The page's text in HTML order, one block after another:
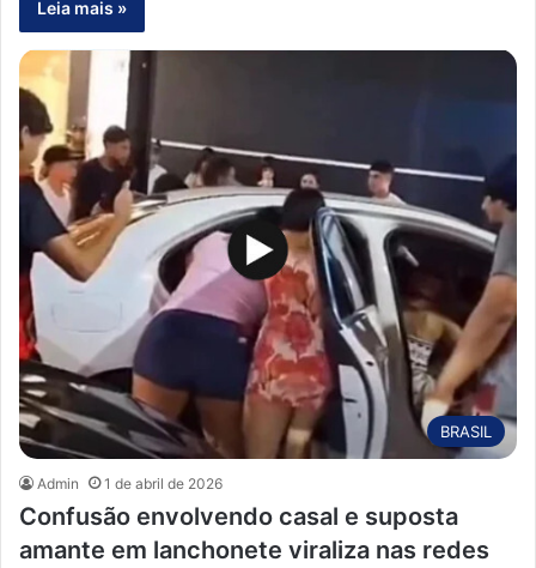
Leia mais »
BRASIL
Admin 1 de abril de 2026
Confusão envolvendo casal e suposta
amante em lanchonete viraliza nas redes